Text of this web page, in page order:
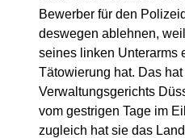
Bewerber für den
deswegen ablehnen,
seines linken Unterarms
Tätowierung hat. Das
Verwaltungsgerichts
vom gestrigen Tage im
zugleich hat sie das